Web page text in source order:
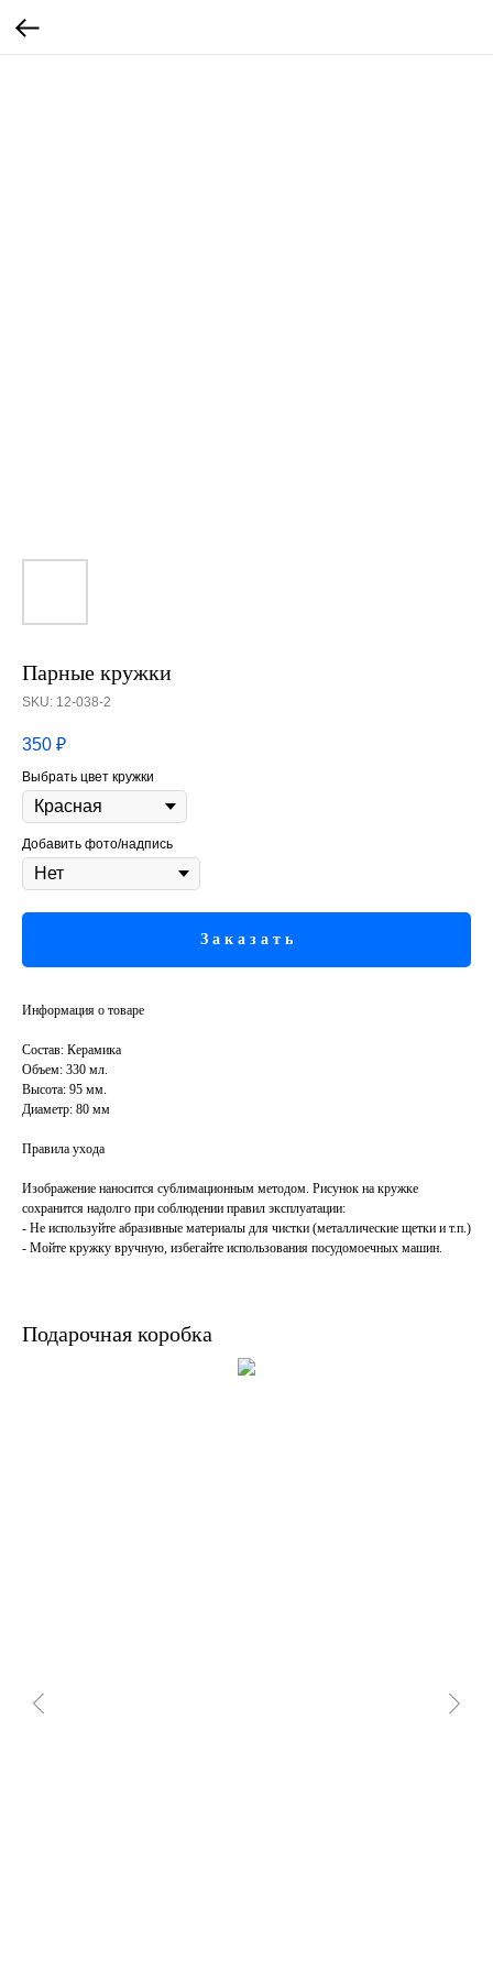
Парные кружки
SKU: 12-038-2
350 ₽
Выбрать цвет кружки
Добавить фото/надпись
З а к а з а т ь
Информация о товаре
Состав: Керамика
Объем: 330 мл.
Высота: 95 мм.
Диаметр: 80 мм
Правила ухода
Изображение наносится сублимационным методом. Рисунок на кружке
сохранится надолго при соблюдении правил эксплуатации:
- Не используйте абразивные материалы для чистки (металлические щетки и т.п.)
- Мойте кружку вручную, избегайте использования посудомоечных машин.
Подарочная коробка